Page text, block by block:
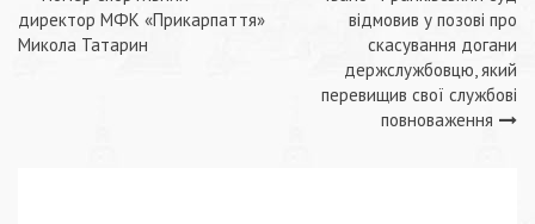
записів
директор МФК «Прикарпаття»
Микола Татарин
відмовив у позові про
скасування догани
держслужбовцю, який
перевищив свої службові
повноваження